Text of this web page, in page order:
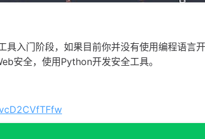
入门阶段，如果目前你并没有使用编程语言
安全，使用Python开发安全工具。